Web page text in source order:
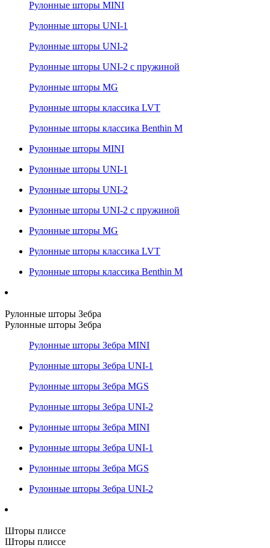
Рулонные шторы MINI
Рулонные шторы UNI-1
Рулонные шторы UNI-2
Рулонные шторы UNI-2 с пружиной
Рулонные шторы MG
Рулонные шторы классика LVT
Рулонные шторы классика Benthin M
Рулонные шторы MINI
Рулонные шторы UNI-1
Рулонные шторы UNI-2
Рулонные шторы UNI-2 с пружиной
Рулонные шторы MG
Рулонные шторы классика LVT
Рулонные шторы классика Benthin M
Рулонные шторы Зебра
Рулонные шторы Зебра
Рулонные шторы Зебра MINI
Рулонные шторы Зебра UNI-1
Рулонные шторы Зебра MGS
Рулонные шторы Зебра UNI-2
Рулонные шторы Зебра MINI
Рулонные шторы Зебра UNI-1
Рулонные шторы Зебра MGS
Рулонные шторы Зебра UNI-2
Шторы плиссе
Шторы плиссе